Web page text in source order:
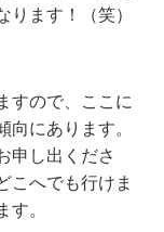
ます！（笑）
すので、ここに
にあります。
申し出くださ
こへでも行けま
。